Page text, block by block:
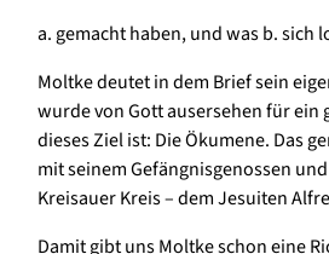
a. gemacht haben, und was b. sich
Moltke deutet in dem Brief sein
wurde von Gott ausersehen für ein
dieses Ziel ist: Die Ökumene. Das
mit seinem Gefängnisgenossen
Kreisauer Kreis – dem Jesuiten
Damit gibt uns Moltke schon eine